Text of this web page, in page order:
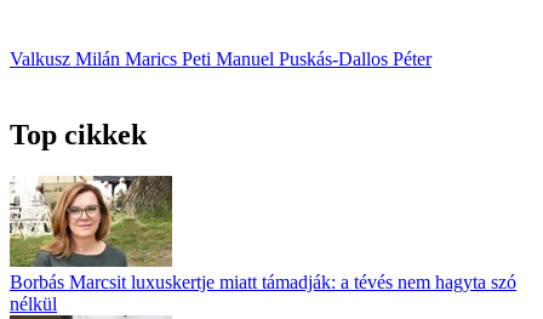
Valkusz Milán Marics Peti Manuel Puskás-Dallos Péter
Top cikkek
Borbás Marcsit luxuskertje miatt támadják: a tévés nem hagyta szó
nélkül